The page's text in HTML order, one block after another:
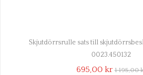
Skjutdörrsrulle sats till
0023.450132
695,00 kr 1 195,00